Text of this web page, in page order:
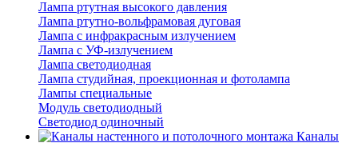
Лампа ртутная высокого давления
Лампа ртутно-вольфрамовая дуговая
Лампа с инфракрасным излучением
Лампа с УФ-излучением
Лампа светодиодная
Лампа студийная, проекционная и фотолампа
Лампы специальные
Модуль светодиодный
Светодиод одиночный
Каналы